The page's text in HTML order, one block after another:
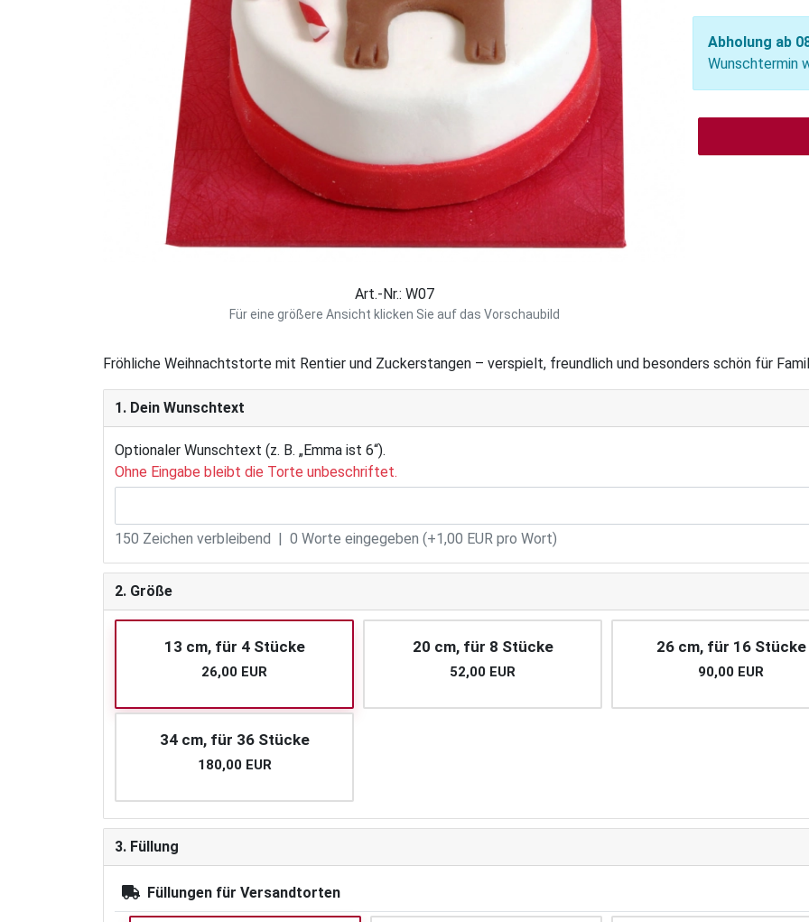
Art.-Nr.: W07
Für eine größere Ansicht klicken Sie auf das Vorschaubild
Abholung ab
Wunschtermin
Fröhliche Weihnachtstorte mit Rentier und Zuckerstangen – verspielt, freundlich und besonders schön für
1. Dein Wunschtext
Optionaler Wunschtext (z. B. „Emma ist 6“).
Ohne Eingabe bleibt die Torte unbeschriftet.
150 Zeichen verbleibend | 0 Worte eingegeben (+1,00 EUR pro Wort)
2. Größe
13 cm, für 4 Stücke
26,00 EUR
20 cm, für 8 Stücke
52,00 EUR
26 cm, für 16 Stücke
90,00 EUR
34 cm, für 36 Stücke
180,00 EUR
3. Füllung
Füllungen für Versandtorten